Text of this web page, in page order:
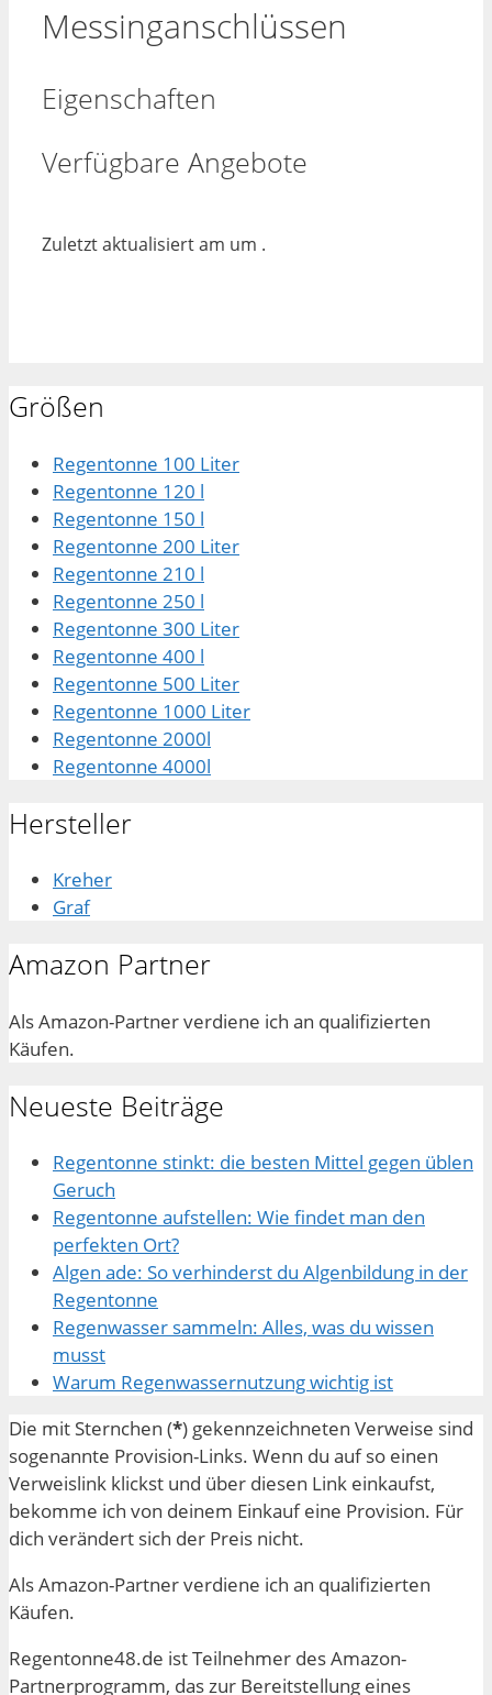
Messinganschlüssen
Eigenschaften
Verfügbare Angebote
Zuletzt aktualisiert am um .
Größen
Regentonne 100 Liter
Regentonne 120 l
Regentonne 150 l
Regentonne 200 Liter
Regentonne 210 l
Regentonne 250 l
Regentonne 300 Liter
Regentonne 400 l
Regentonne 500 Liter
Regentonne 1000 Liter
Regentonne 2000l
Regentonne 4000l
Hersteller
Kreher
Graf
Amazon Partner
Als Amazon-Partner verdiene ich an qualifizierten
Käufen.
Neueste Beiträge
Regentonne stinkt: die besten Mittel gegen üblen
Geruch
Regentonne aufstellen: Wie findet man den
perfekten Ort?
Algen ade: So verhinderst du Algenbildung in der
Regentonne
Regenwasser sammeln: Alles, was du wissen
musst
Warum Regenwassernutzung wichtig ist
Die mit Sternchen (*) gekennzeichneten Verweise sind
sogenannte Provision-Links. Wenn du auf so einen
Verweislink klickst und über diesen Link einkaufst,
bekomme ich von deinem Einkauf eine Provision. Für
dich verändert sich der Preis nicht.
Als Amazon-Partner verdiene ich an qualifizierten
Käufen.
Regentonne48.de ist Teilnehmer des Amazon-
Partnerprogramm, das zur Bereitstellung eines